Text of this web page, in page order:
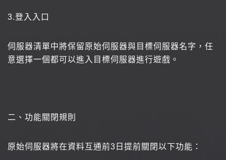
3.登入入口
伺服器清單中將保留原始伺服器與目標伺服器名字，任
意選擇一個都可以進入目標伺服器進行遊戲。
二、功能關閉規則
原始伺服器將在資料互通前3日提前關閉以下功能：